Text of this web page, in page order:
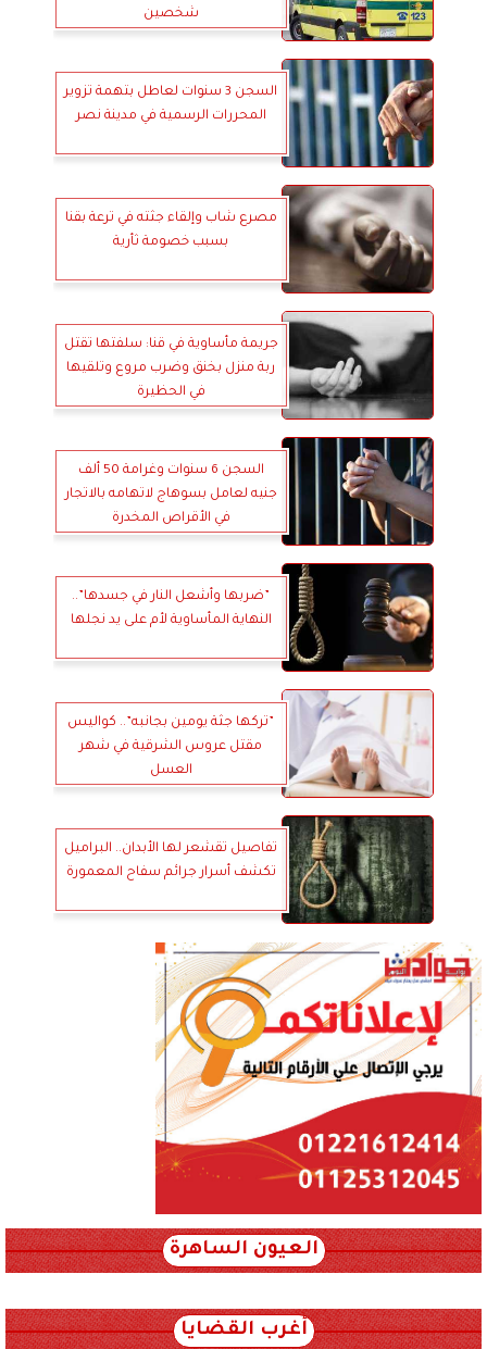
شخصين
السجن 3 سنوات لعاطل بتهمة تزوير
المحررات الرسمية في مدينة نصر
مصرع شاب وإلقاء جثته في ترعة بقنا
بسبب خصومة ثأرية
جريمة مأساوية في قنا: سلفتها تقتل
ربة منزل بخنق وضرب مروع وتلقيها
في الحظيرة
السجن 6 سنوات وغرامة 50 ألف
جنيه لعامل بسوهاج لاتهامه بالاتجار
في الأقراص المخدرة
”ضربها وأشعل النار في جسدها”..
النهاية المأساوية لأم على يد نجلها
”تركها جثة يومين بجانبه”.. كواليس
مقتل عروس الشرقية في شهر
العسل
تفاصيل تقشعر لها الأبدان.. البراميل
تكشف أسرار جرائم سفاح المعمورة
العيون الساهرة
أغرب القضايا